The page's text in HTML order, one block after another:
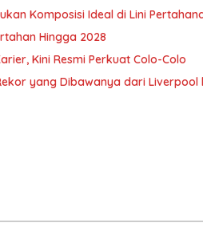
Komposisi Ideal di Lini
Hingga 2028
Kini Resmi Perkuat Colo-Colo
yang Dibawanya dari Liverpool